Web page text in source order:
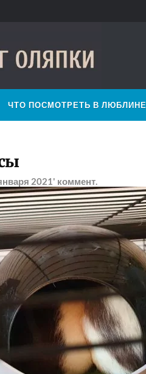
ЧТО ПОСМОТРЕТЬ В ЛЮБЛИНЕ
2021' коммент.